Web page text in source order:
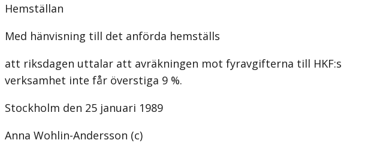
Hemställan
Med hänvisning till det anförda hemställs
att riksdagen uttalar att avräkningen mot fyravgifterna till HKF:s
verksamhet inte får överstiga 9 %.
Stockholm den 25 januari 1989
Anna Wohlin-Andersson (c)